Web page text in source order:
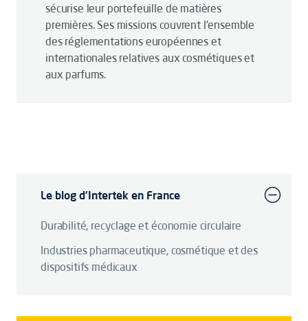
sécurise leur portefeuille de matières
premières. Ses missions couvrent l'ensemble
des réglementations européennes et
internationales relatives aux cosmétiques et
aux parfums.
Le blog d'Intertek en France
Durabilité, recyclage et économie circulaire
Industries pharmaceutique, cosmétique et des
dispositifs médicaux